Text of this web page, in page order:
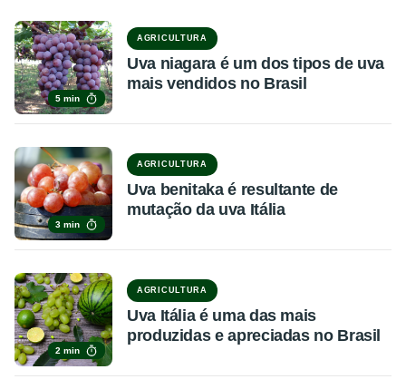
5 min
AGRICULTURA
Uva niagara é um dos tipos de uva
mais vendidos no Brasil
3 min
AGRICULTURA
Uva benitaka é resultante de
mutação da uva Itália
2 min
AGRICULTURA
Uva Itália é uma das mais
produzidas e apreciadas no Brasil